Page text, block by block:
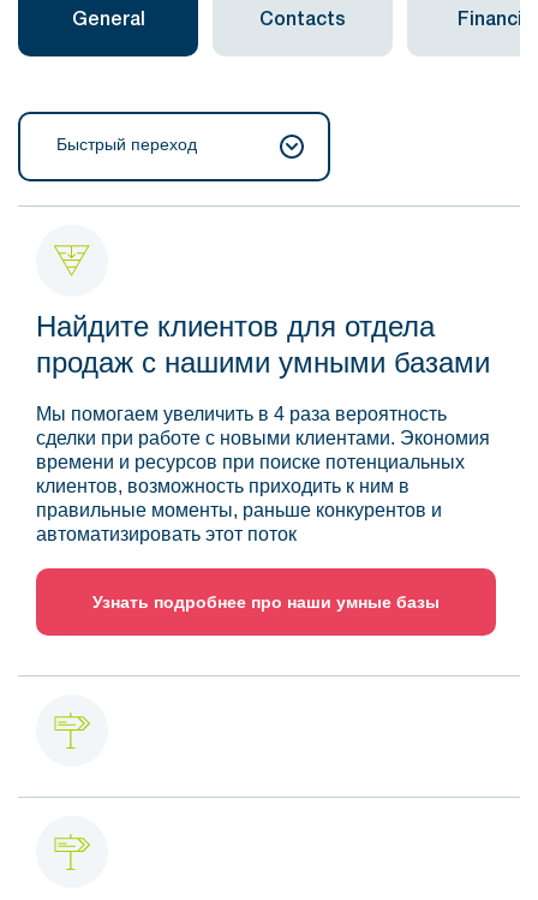
General Contacts Financial
Быстрый переход
Найдите клиентов для отдела
продаж с нашими умными базами
Мы помогаем увеличить в 4 раза вероятность
сделки при работе с новыми клиентами. Экономия
времени и ресурсов при поиске потенциальных
клиентов, возможность приходить к ним в
правильные моменты, раньше конкурентов и
автоматизировать этот поток
Узнать подробнее про наши умные базы